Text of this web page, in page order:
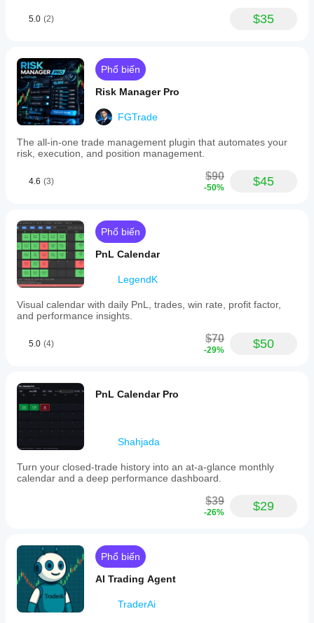
vụ bên
thuộc
vào
chức
năng
và cấu
hình
của
chúng.
5.0 (2) $35
Phổ biến
Risk Manager Pro
FGTrade
The all-in-one trade management plugin that automates your
risk, execution, and position management.
4.6 (3) $90
-50% $45
Phổ biến
PnL Calendar
LegendK
Visual calendar with daily PnL, trades, win rate, profit factor,
and performance insights.
5.0 (4) $70
-29% $50
PnL Calendar Pro
Shahjada
Turn your closed-trade history into an at-a-glance monthly
calendar and a deep performance dashboard.
$39
-26% $29
Phổ biến
AI Trading Agent
TraderAi